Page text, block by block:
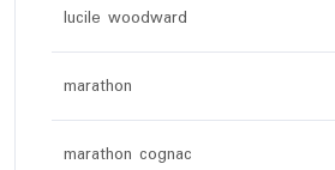
lucile woodward
marathon
marathon cognac